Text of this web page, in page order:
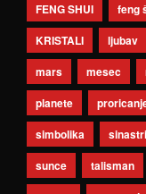
FENG SHUI
feng
KRISTALI
ljubav
mars
mesec
planete
simbolika
sunce
talisman